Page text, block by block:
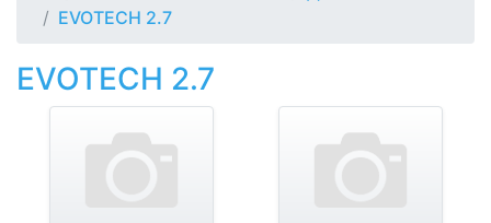
EVOTECH 2.7
EVOTECH 2.7